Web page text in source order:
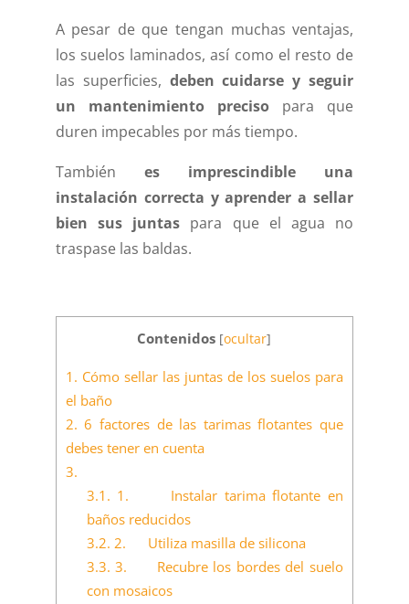
A pesar de que tengan muchas ventajas,
los suelos laminados, así como el resto de
las superficies, deben cuidarse y seguir
un mantenimiento preciso para que
duren impecables por más tiempo.
También es imprescindible una
instalación correcta y aprender a sellar
bien sus juntas para que el agua no
traspase las baldas.
Contenidos [ocultar]
1. Cómo sellar las juntas de los suelos para
el baño
2. 6 factores de las tarimas flotantes que
debes tener en cuenta
3.
3.1. 1. Instalar tarima flotante en
baños reducidos
3.2. 2. Utiliza masilla de silicona
3.3. 3. Recubre los bordes del suelo
con mosaicos